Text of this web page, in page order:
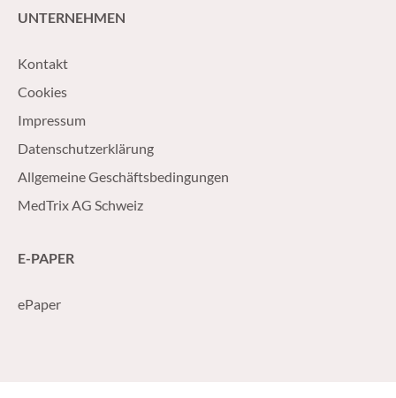
UNTERNEHMEN
Kontakt
Cookies
Impressum
Datenschutzerklärung
Allgemeine Geschäftsbedingungen
MedTrix AG Schweiz
E-PAPER
ePaper